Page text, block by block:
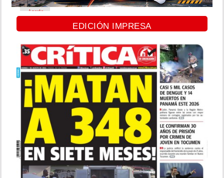
Agosto
Florida
reparte
25.000
dólares
por
cazar
las
pitones
invasoras
más
grandes
EDICIÓN IMPRESA